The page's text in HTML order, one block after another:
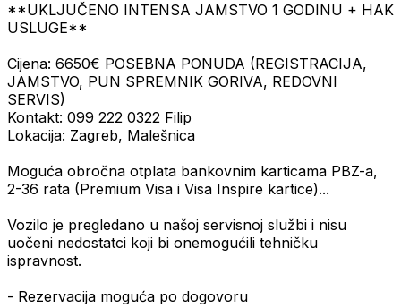
**UKLJUČENO INTENSA JAMSTVO 1 GODINU + HAK
USLUGE**
Cijena: 6650€ POSEBNA PONUDA (REGISTRACIJA,
JAMSTVO, PUN SPREMNIK GORIVA, REDOVNI
SERVIS)
Kontakt: 099 222 0322 Filip
Lokacija: Zagreb, Malešnica
Moguća obročna otplata bankovnim karticama PBZ-a,
2-36 rata (Premium Visa i Visa Inspire kartice)...
Vozilo je pregledano u našoj servisnoj službi i nisu
uočeni nedostatci koji bi onemogućili tehničku
ispravnost.
- Rezervacija moguća po dogovoru